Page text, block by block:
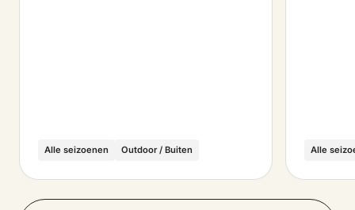
Alle seizoenen Outdoor / Buiten Alle